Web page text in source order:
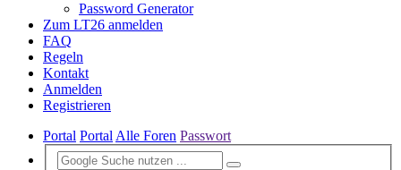
Password Generator
Zum LT26 anmelden
FAQ
Regeln
Kontakt
Anmelden
Registrieren
Portal PortalAlle Foren Passwort